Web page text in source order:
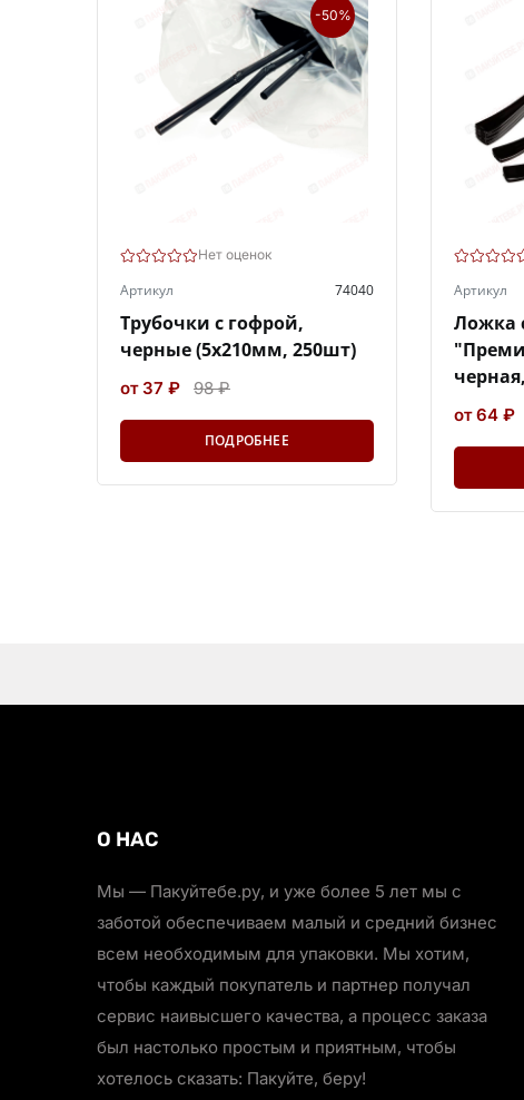
-50%
Нет оценок
Артикул 74040
Трубочки с гофрой,
черные (5х210мм, 250шт)
от 37 ₽ 98 ₽
ПОДРОБНЕЕ
Артикул
Ложка
от 64 ₽
О НАС
Мы — Пакуйтебе.ру, и уже более 5 лет мы с
заботой обеспечиваем малый и средний бизнес
всем необходимым для упаковки. Мы хотим,
чтобы каждый покупатель и партнер получал
сервис наивысшего качества, а процесс заказа
был настолько простым и приятным, чтобы
хотелось сказать: Пакуйте, беру!